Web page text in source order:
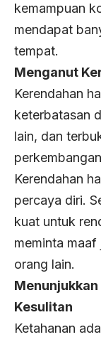
kemampuan
mendapat
tempat.
Menganut
Kerendahan
keterbatasan
lain, dan
Kerendahan
percaya diri.
kuat untuk
meminta maaf
orang lain.
Kesulitan
Ketahanan